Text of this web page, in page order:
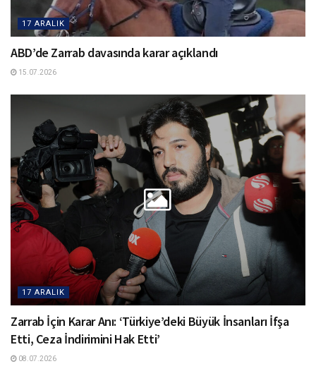
17 ARALIK
ABD’de Zarrab davasında karar açıklandı
15.07.2026
17 ARALIK
Zarrab İçin Karar Anı: ‘Türkiye’deki Büyük İnsanları İfşa
Etti, Ceza İndirimini Hak Etti’
08.07.2026